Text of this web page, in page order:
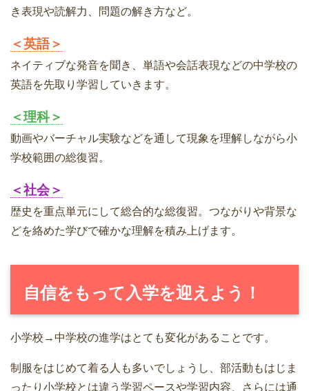
き表現や読解力、問題の解き方など。
＜英語＞
ネイティブな発音を聞き、単語や会話表現などの中学校の
英語を先取り学習していきます。
＜理科＞
動画やバーチャル実験などを通して現象を理解しながら小
学校範囲の総復習。
＜社会＞
歴史を重点単元にして総合的な総復習。つながりや背景な
どを絡めた学びで確かな理解を積み上げます。
自信をもって入学を迎えよう！
小学校→中学校の進学はとても変化があることです。
制服をはじめて着る人も多いでしょうし、部活動もはじま
ったり小学校とは違う学習ペースや学習内容、さらには通